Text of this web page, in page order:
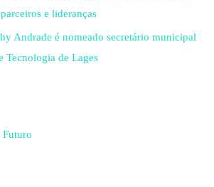
e lideranças
Andrade é nomeado secretário municipal
Tecnologia de Lages
Futuro